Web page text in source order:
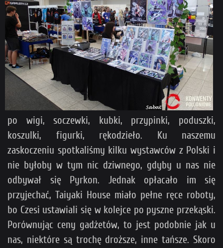
po wigi, soczewki, kubki, przypinki, poduszki,
koszulki, figurki, rękodzieło. Ku naszemu
zaskoczeniu spotkaliśmy kilku wystawców z Polski i
nie byłoby w tym nic dziwnego, gdyby u nas nie
odbywał się Pyrkon. Jednak opłacało im się
przyjechać, Taiyaki House miało pełne ręce roboty,
bo Czesi ustawiali się w kolejce po pyszne przekąski.
Porównując ceny gadżetów, to jest podobnie jak u
nas, niektóre są trochę droższe, inne tańsze. Skoro